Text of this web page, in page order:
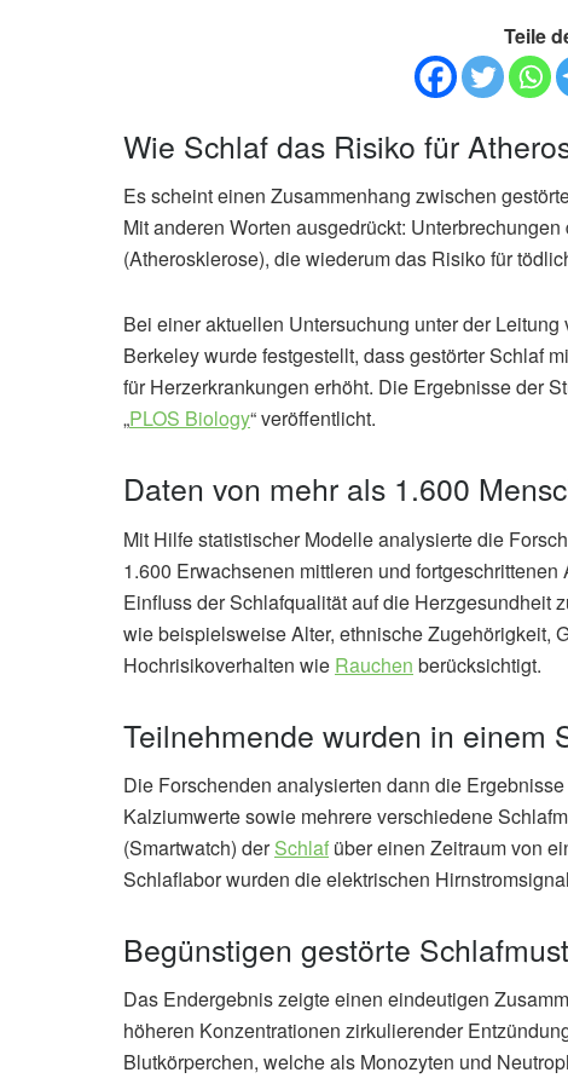
Teile
Wie Schlaf das Risiko für
Es scheint einen Zusammenhang zwischen
Mit anderen Worten ausgedrückt:
(Atherosklerose), die wiederum das Risiko für
Bei einer aktuellen Untersuchung unter der
Berkeley wurde festgestellt, dass gestörter Schlaf
für Herzerkrankungen erhöht. Die Ergebnisse der
„PLOS Biology“ veröffentlicht.
Daten von mehr als 1.600
Mit Hilfe statistischer Modelle analysierte die
1.600 Erwachsenen mittleren und
Einfluss der Schlafqualität auf die Herzgesundheit
wie beispielsweise Alter, ethnische Zugehörigkeit,
Hochrisikoverhalten wie Rauchen berücksichtigt.
Teilnehmende wurden in einem
Die Forschenden analysierten dann die
Kalziumwerte sowie mehrere verschiedene
(Smartwatch) derSchlaf über einen Zeitraum von
Schlaflabor wurden die elektrischen
Begünstigen gestörte
Das Endergebnis zeigte einen eindeutigen
höheren Konzentrationen zirkulierender
Blutkörperchen, welche als Monozyten und